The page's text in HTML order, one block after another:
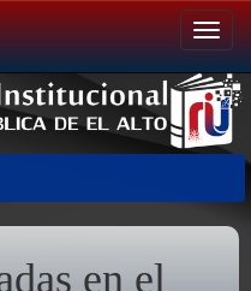
en el